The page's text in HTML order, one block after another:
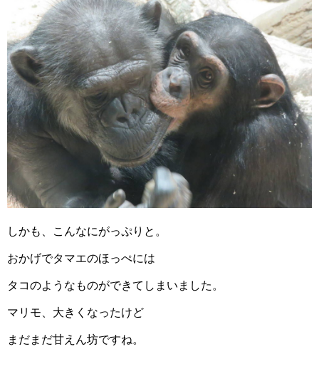
しかも、こんなにがっぷりと。
おかげでタマエのほっぺには
タコのようなものができてしまいました。
マリモ、大きくなったけど
まだまだ甘えん坊ですね。